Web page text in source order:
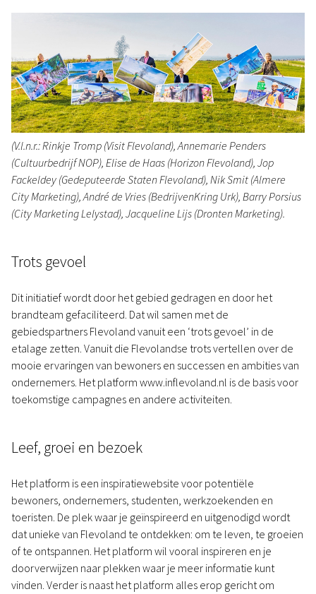
(V.l.n.r.: Rinkje Tromp (Visit Flevoland), Annemarie Penders
(Cultuurbedrijf NOP), Elise de Haas (Horizon Flevoland), Jop
Fackeldey (Gedeputeerde Staten Flevoland), Nik Smit (Almere
City Marketing), André de Vries (BedrijvenKring Urk), Barry Porsius
(City Marketing Lelystad), Jacqueline Lijs (Dronten Marketing).
Trots gevoel
Dit initiatief wordt door het gebied gedragen en door het
brandteam gefaciliteerd. Dat wil samen met de
gebiedspartners Flevoland vanuit een ‘trots gevoel’ in de
etalage zetten. Vanuit die Flevolandse trots vertellen over de
mooie ervaringen van bewoners en successen en ambities van
ondernemers. Het platform www.inflevoland.nl is de basis voor
toekomstige campagnes en andere activiteiten.
Leef, groei en bezoek
Het platform is een inspiratiewebsite voor potentiële
bewoners, ondernemers, studenten, werkzoekenden en
toeristen. De plek waar je geïnspireerd en uitgenodigd wordt
dat unieke van Flevoland te ontdekken: om te leven, te groeien
of te ontspannen. Het platform wil vooral inspireren en je
doorverwijzen naar plekken waar je meer informatie kunt
vinden. Verder is naast het platform alles erop gericht om